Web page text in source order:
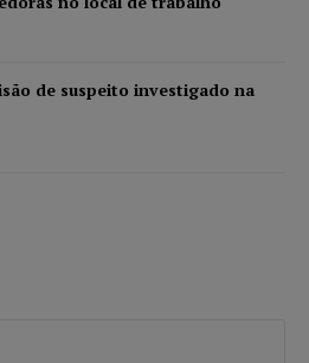
de suspeito investigado na